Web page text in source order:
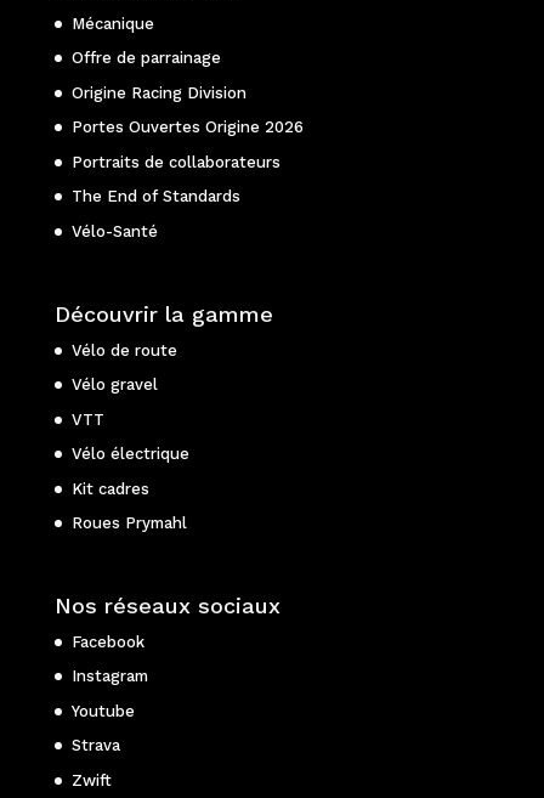
Mécanique
Offre de parrainage
Origine Racing Division
Portes Ouvertes Origine 2026
Portraits de collaborateurs
The End of Standards
Vélo-Santé
Découvrir la gamme
Vélo de route
Vélo gravel
VTT
Vélo électrique
Kit cadres
Roues Prymahl
Nos réseaux sociaux
Facebook
Instagram
Youtube
Strava
Zwift